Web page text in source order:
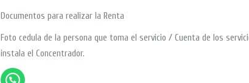
Documentos para realizar la Renta
Foto cedula de la persona que toma el servicio / Cuenta de los
instala el Concentrador.